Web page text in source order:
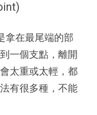
拿在最尾端的部
一個支點，離開
太重或太輕，都
有很多種，不能